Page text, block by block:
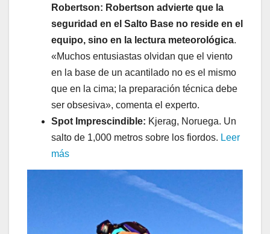
Robertson: Robertson advierte que la
seguridad en el Salto Base no reside en el
equipo, sino en la lectura meteorológica.
«Muchos entusiastas olvidan que el viento
en la base de un acantilado no es el mismo
que en la cima; la preparación técnica debe
ser obsesiva», comenta el experto.
Spot Imprescindible: Kjerag, Noruega. Un
salto de 1,000 metros sobre los fiordos. Leer
más